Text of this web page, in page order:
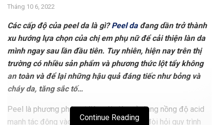
Tháng 10 6, 2022
Các cấp độ của peel da là gì?Peel dađang dần trở thành
xu hướng lựa chọn của chị em phụ nữ để cải thiện làn da
mình ngay sau lần đầu tiên. Tuy nhiên, hiện nay trên thị
trường có nhiều sản phẩm và phương thức lột tẩy không
an toàn và để lại những hậu quả đáng tiếc như bỏng và
cháy da, tăng sắc tố…
Peel là phương pháp trị liệu với việc sử dụng nồng độ acid
mạnh tác động vào sâu bên trong da nên đòi hỏi quy trình
Continue Reading